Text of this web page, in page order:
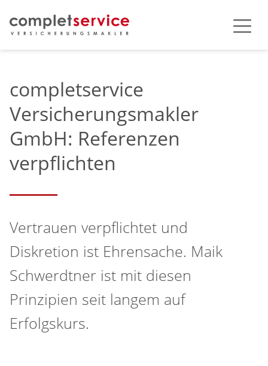
completservice
Versicherungsmakler
GmbH: Referenzen
verpflichten
Vertrauen verpflichtet und
Diskretion ist Ehrensache. Maik
Schwerdtner ist mit diesen
Prinzipien seit langem auf
Erfolgskurs.